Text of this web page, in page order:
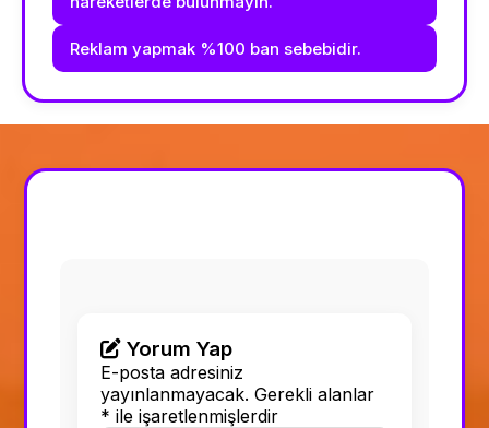
Reklam yapmak %100 ban sebebidir.
Yorum Yap
E-posta adresiniz
yayınlanmayacak. Gerekli alanlar
* ile işaretlenmişlerdir